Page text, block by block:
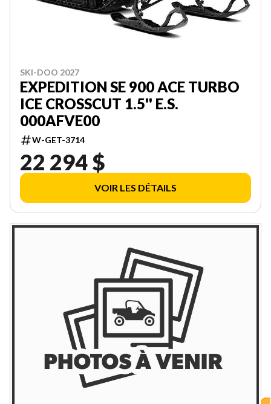
SKI-DOO 2027
EXPEDITION SE 900 ACE TURBO
ICE CROSSCUT 1.5'' E.S.
000AFVE00
W-GET-3714
22 294 $
VOIR LES DÉTAILS